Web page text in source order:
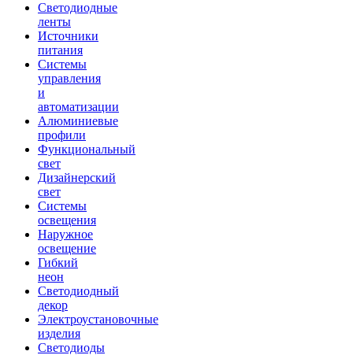
Светодиодные
ленты
Источники
питания
Системы
управления
и
автоматизации
Алюминиевые
профили
Функциональный
свет
Дизайнерский
свет
Системы
освещения
Наружное
освещение
Гибкий
неон
Светодиодный
декор
Электроустановочные
изделия
Светодиоды